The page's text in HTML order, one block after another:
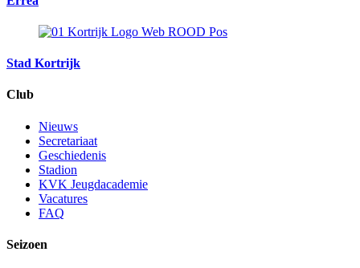
Stad Kortrijk
Club
Nieuws
Secretariaat
Geschiedenis
Stadion
KVK Jeugdacademie
Vacatures
FAQ
Seizoen